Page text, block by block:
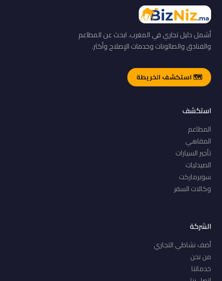
أشمل دليل تجاري في المغرب. ابحث عن المطاعم
والفنادق والصالونات وخدمات الإصلاح وأكثر.
🗺️ استكشف الخريطة
استكشف
المطاعم
المقاهي
تأجير السيارات
الصيدليات
سوبرماركت
وكالات السفر
الشركة
أضف نشاطي التجاري
من نحن
خدماتنا